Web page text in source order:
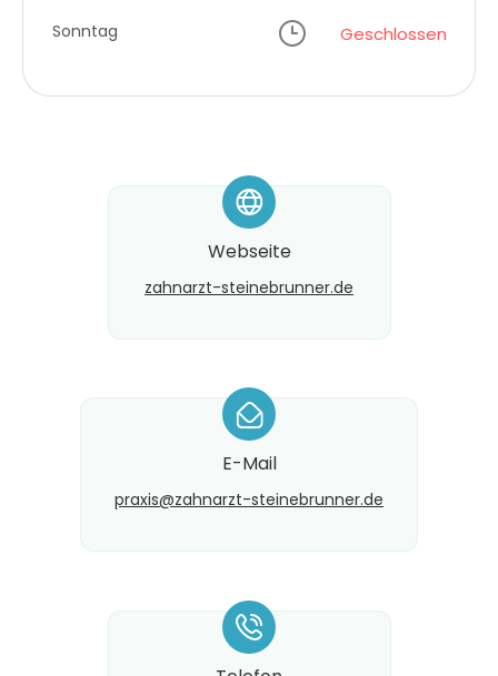
Sonntag Geschlossen
*
Webseite
zahnarzt-steinebrunner.de
*
E-Mail
praxis@​zahnarzt-steinebrunner.de
*